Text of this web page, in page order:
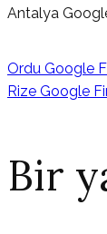
Antalya
Ordu Google
Rize Google
Bir